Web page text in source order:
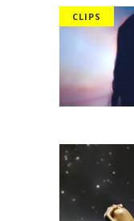
CLIPS